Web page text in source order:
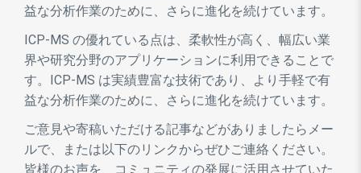
益な分析作業のために、さらに進化を続けています。
ICP-MS の優れている点は、柔軟性が高く、幅広い業
界や研究分野のアプリケーションに利用できることで
す。ICP-MS は実績豊富な技術であり、より手軽で有
益な分析作業のために、さらに進化を続けています。
ご意見や寄稿いただける記事などがありましたらメー
ルで、または以下のリンクからぜひご連絡ください。
皆様のお声を、コミュニティの発展に活用させていた